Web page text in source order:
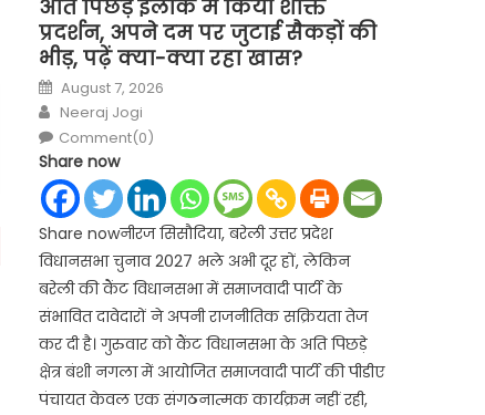
अति पिछड़े इलाके में किया शक्ति
प्रदर्शन, अपने दम पर जुटाई सैकड़ों की
भीड़, पढ़ें क्या-क्या रहा खास?
Posted
on
August 7, 2026
Author
Neeraj Jogi
Comment(0)
Share now
Share nowनीरज सिसौदिया, बरेली उत्तर प्रदेश
विधानसभा चुनाव 2027 भले अभी दूर हों, लेकिन
बरेली की कैंट विधानसभा में समाजवादी पार्टी के
संभावित दावेदारों ने अपनी राजनीतिक सक्रियता तेज
कर दी है। गुरुवार को कैंट विधानसभा के अति पिछड़े
क्षेत्र बंशी नगला में आयोजित समाजवादी पार्टी की पीडीए
पंचायत केवल एक संगठनात्मक कार्यक्रम नहीं रही,